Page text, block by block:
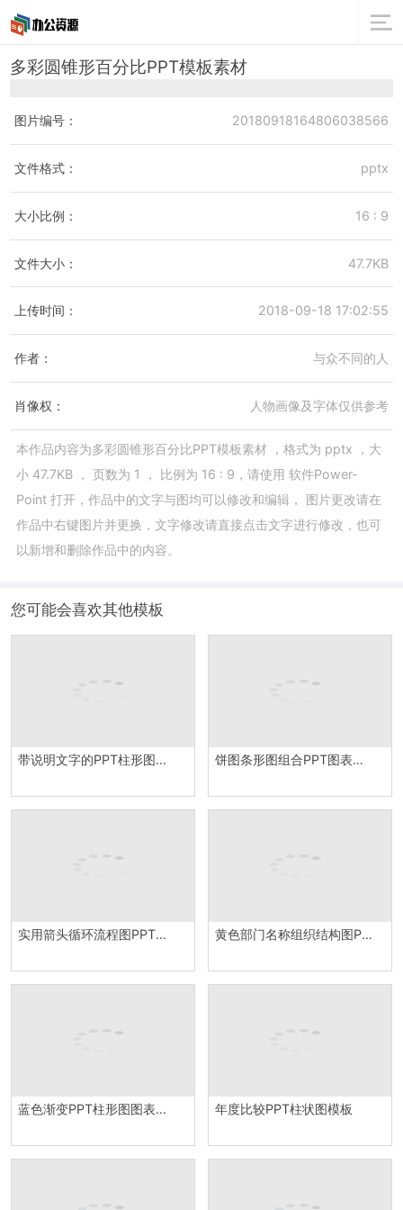
多彩圆锥形百分比PPT模板素材
图片编号： 20180918164806038566
文件格式： pptx
大小比例： 16 : 9
文件大小： 47.7KB
上传时间： 2018-09-18 17:02:55
作者： 与众不同的人
肖像权： 人物画像及字体仅供参考
本作品内容为多彩圆锥形百分比PPT模板素材，格式为 pptx
，大
小 47.7KB， 页数为 1 ， 比例为 16 : 9 ，请使用 软件Power-
Point 打开，作品中的文字与图均可以修改和编辑， 图片更改请在
作品中右键图片并更换，文字修改请直接点击文字进行修改，也可
以新增和删除作品中的内容。
您可能会喜欢其他模板
带说明文字的PPT柱形图模板 饼图条形图组合PPT图表素材
实用箭头循环流程图PPT图表素材 黄色部门名称组织结构图PPT模板
蓝色渐变PPT柱形图图表模板 年度比较PPT柱状图模板